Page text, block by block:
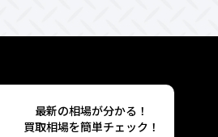
最新の相場が分かる！
買取相場を簡単チェック！